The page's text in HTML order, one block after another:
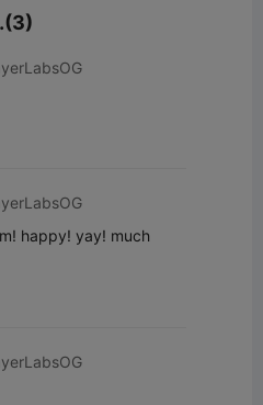
happy! yay! much